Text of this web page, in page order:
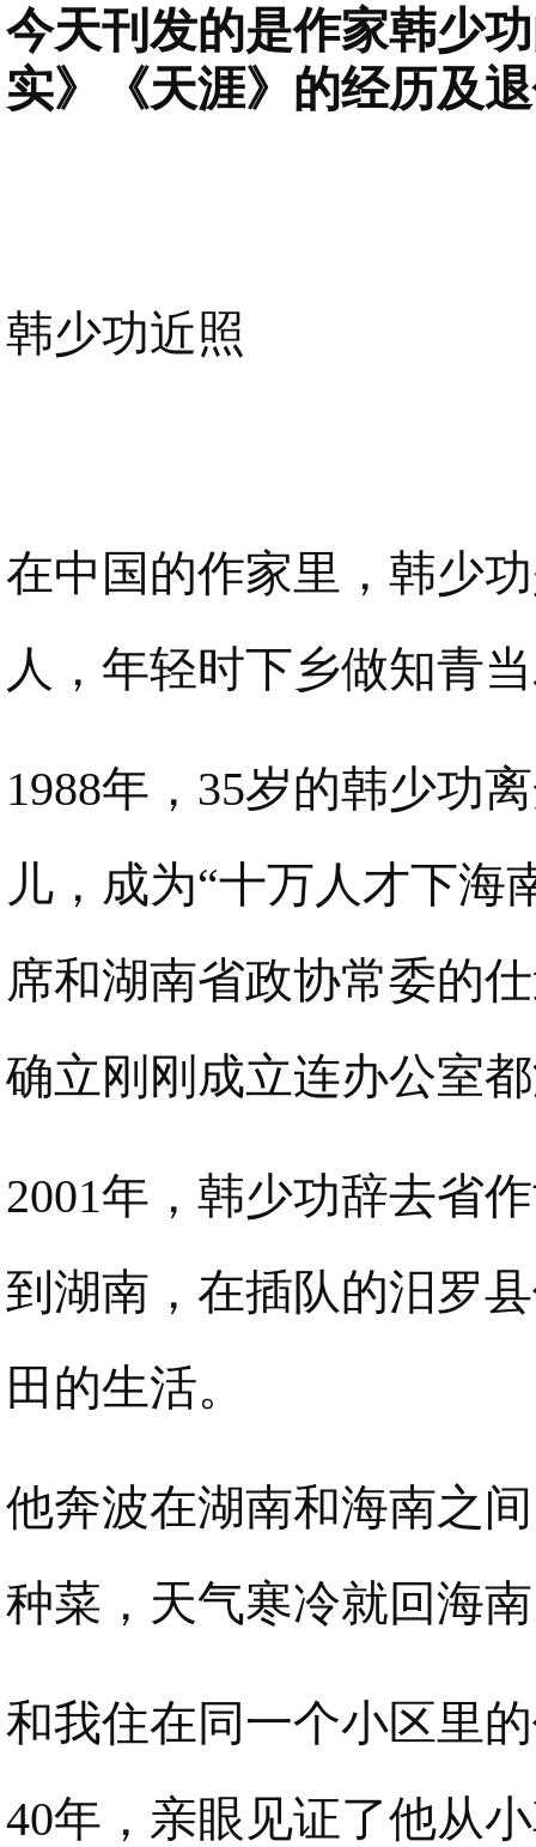
今天刊发的是作家韩少
实》《天涯》的经历及
韩少功近照
在中国的作家里，韩少
人，年轻时下乡做知青
1988年，35岁的韩少功
儿，成为“十万人才下海
席和湖南省政协常委的
确立刚刚成立连办公室
2001年，韩少功辞去省
到湖南，在插队的汨罗
田的生活。
他奔波在湖南和海南之
种菜，天气寒冷就回海
和我住在同一个小区里
40年，亲眼见证了他从